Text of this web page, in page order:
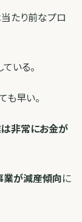
たり前なプロ
いる。
も早い。
非常にお金が
業が減産傾向に